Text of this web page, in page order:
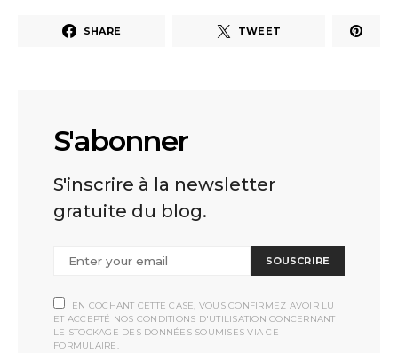
SHARE TWEET
S'abonner
S'inscrire à la newsletter
gratuite du blog.
SOUSCRIRE
EN COCHANT CETTE CASE, VOUS CONFIRMEZ AVOIR LU
ET ACCEPTÉ NOS CONDITIONS D'UTILISATION CONCERNANT
LE STOCKAGE DES DONNÉES SOUMISES VIA CE
FORMULAIRE.